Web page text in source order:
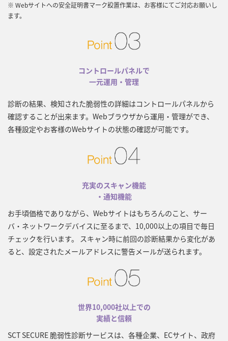
※ Webサイトへの安全証明書マーク設置作業は、お客様にてご対応お願いし
ます。
コントロールパネルで
一元運用・管理
診断の結果、検知された脆弱性の詳細はコントロールパネルから
確認することが出来ます。Webブラウザから運用・管理ができ、
各種設定やお客様のWebサイトの状態の確認が可能です。
充実のスキャン機能
・通知機能
お手頃価格でありながら、Webサイトはもちろんのこと、サー
バ・ネットワークデバイスに至るまで、10,000以上の項目で毎日
チェックを行います。 スキャン時に前回の診断結果から変化があ
ると、設定されたメールアドレスに警告メールが送られます。
世界10,000社以上での
実績と信頼
SCT SECURE 脆弱性診断サービスは、各種企業、ECサイト、政府